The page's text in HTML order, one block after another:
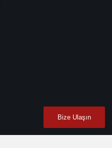
Bize Ulaşın